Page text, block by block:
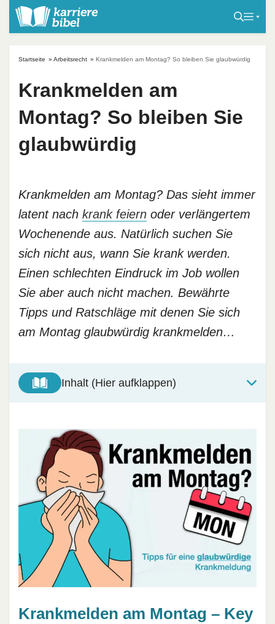
Startseite » Arbeitsrecht » Krankmelden am Montag? So bleiben Sie glaubwürdig
Krankmelden am
Montag? So bleiben Sie
glaubwürdig
Krankmelden am Montag? Das sieht immer
latent nach krank feiern oder verlängertem
Wochenende aus. Natürlich suchen Sie
sich nicht aus, wann Sie krank werden.
Einen schlechten Eindruck im Job wollen
Sie aber auch nicht machen. Bewährte
Tipps und Ratschläge mit denen Sie sich
am Montag glaubwürdig krankmelden…
Inhalt (Hier aufklappen)
Krankmelden am Montag – Key